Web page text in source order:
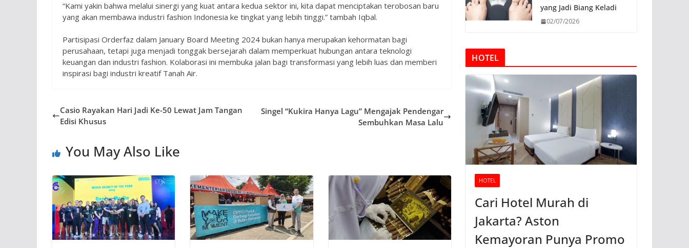
“Kami yakin bahwa melalui sinergi yang kuat antara kedua sektor ini, kita dapat menciptakan terobosan baru
yang akan membawa industri fashion Indonesia ke tingkat yang lebih tinggi.” tambah Iqbal.
Partisipasi Orderfaz dalam January Board Meeting 2024 bukan hanya merupakan kehormatan bagi
perusahaan, tetapi juga menjadi tonggak bersejarah dalam memperkuat hubungan antara teknologi
keuangan dan industri fashion. Kolaborasi ini membuka jalan bagi transformasi yang lebih luas dan memberi
inspirasi bagi industri kreatif Tanah Air.
Casio Rayakan Hari Jadi Ke-50 Lewat Jam Tangan
Edisi Khusus
Singel “Kukira Hanya Lagu” Mengajak Pendengar
Sembuhkan Masa Lalu
You May Also Like
yang Jadi Biang Keladi
02/07/2026
HOTEL
HOTEL
Cari Hotel Murah di
Jakarta? Aston
Kemayoran Punya Promo